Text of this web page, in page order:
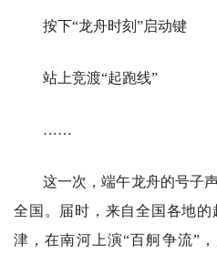
按下“龙舟时刻”启动键
站上竞渡“起跑线”
……
这一次，端午龙舟的号子
全国。届时，来自全国各地
津，在南河上演“百舸争流”